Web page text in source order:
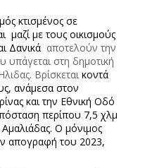
κτισμένος σε
με τους οικισμούς
Δανικά αποτελούν την
υπάγεται στη δημοτική
Βρίσκεταικοντά
ανάμεσα στον
και την Εθνική Οδό
περίπου 7,5 χλμ
Αμαλιάδας. Ο μόνιμος
απογραφή του 2023,